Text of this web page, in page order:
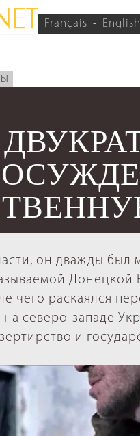
Français English
он дважды был
чего раскаялся
северо-западе
и